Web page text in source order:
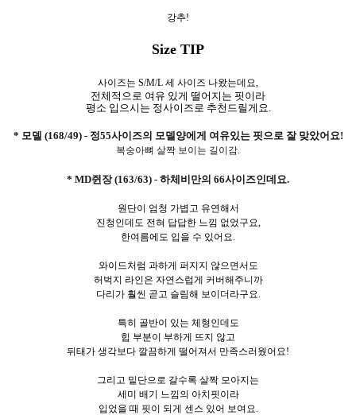
강추!
Size TIP
사이즈는 S/M/L 세 사이즈 나왔는데요,
전체적으로 여유 있게 떨어지는 핏이라
평소 입으시는 정사이즈로 추천드릴게요.
* 모델 (168/49) - 정55사이즈의 모델양에게 여유있는 핏으로 잘 맞았어요!
복숭아뼈 살짝 보이는 길이감.
* MD쥔장 (163/63) - 하체비만의 66사이즈인데요.
원단이 엄청 가볍고 유연해서
진청인데도 전혀 답답한 느낌 없었구요,
한여름에도 입을 수 있어요.
와이드처럼 과하게 퍼지지 않으면서도
허벅지 라인은 자연스럽게 커버해주니까
다리가 훨씬 곧고 슬림해 보이더라구요.
특히 골반이 있는 체형인데도
힙 부분이 부하게 뜨지 않고
뒤태가 생각보다 깔끔하게 떨어져서 만족스러웠어요!
그리고 밑단으로 갈수록 살짝 모아지는
세미 배기 느낌의 아치핏이라
입었을 때 핏이 되게 센스 있어 보여요.